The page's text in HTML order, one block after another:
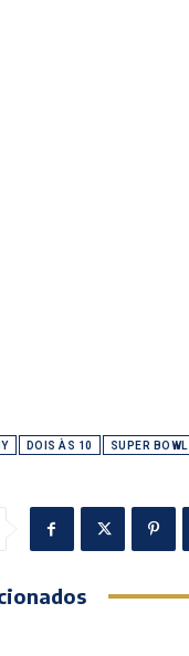
DOIS ÀS 10 SUPER BOWL